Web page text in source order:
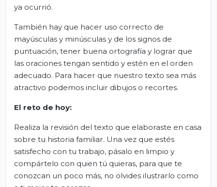
ya ocurrió.
También hay que hacer uso correcto de
mayúsculas y minúsculas y de los signos de
puntuación, tener buena ortografía y lograr que
las oraciones tengan sentido y estén en el orden
adecuado. Para hacer que nuestro texto sea más
atractivo podemos incluir dibujos o recortes.
El reto de hoy:
Realiza la revisión del texto que elaboraste en casa
sobre tu historia familiar. Una vez que estés
satisfecho con tu trabajo, pásalo en limpio y
compártelo con quien tú quieras, para que te
conozcan un poco más, no olvides ilustrarlo como